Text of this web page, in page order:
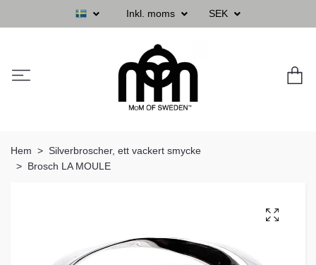
Inkl. moms SEK
Hem
Silverbroscher, ett vackert smycke
Brosch LA MOULE